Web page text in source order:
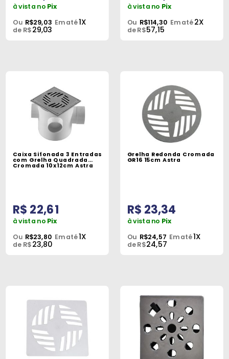
à vista no Pix
Ou R$29,03 Em até1X
de R$29,03
à vista no Pix
Ou R$114,30 Em até2X
de R$57,15
Caixa Sifonada 3 Entradas
com Grelha Quadrada
Cromada 10x12cm Astra
R$ 22,61
à vista no Pix
Ou R$23,80 Em até1X
de R$23,80
Grelha Redonda Cromada
GR16 15cm Astra
R$ 23,34
à vista no Pix
Ou R$24,57 Em até1X
de R$24,57